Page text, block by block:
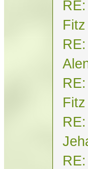
Fitz
Fitz